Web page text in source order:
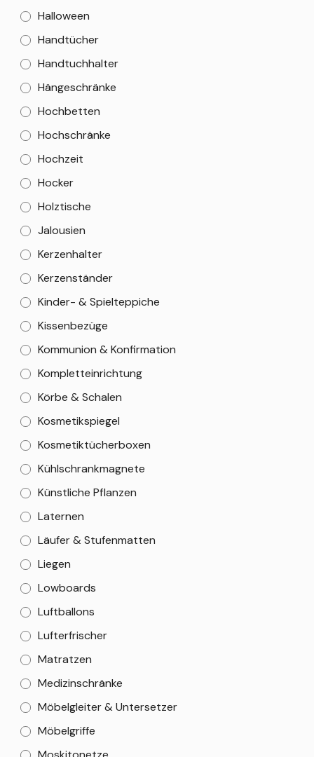
Halloween
Handtücher
Handtuchhalter
Hängeschränke
Hochbetten
Hochschränke
Hochzeit
Hocker
Holztische
Jalousien
Kerzenhalter
Kerzenständer
Kinder- & Spielteppiche
Kissenbezüge
Kommunion & Konfirmation
Kompletteinrichtung
Körbe & Schalen
Kosmetikspiegel
Kosmetiktücherboxen
Kühlschrankmagnete
Künstliche Pflanzen
Laternen
Läufer & Stufenmatten
Liegen
Lowboards
Luftballons
Lufterfrischer
Matratzen
Medizinschränke
Möbelgleiter & Untersetzer
Möbelgriffe